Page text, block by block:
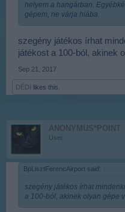
helyem a hangárban.
gépem, ne várja hiába.
szegény játékos írhat
játékost a 100-ból, akinek
Sep 21, 2017
DÉDI likes this.
ANONYMUS*POINT
User
BpLisztFerencAirport said: ↑
szegény játékos írhat
a 100-ból, akinek olyan gépe